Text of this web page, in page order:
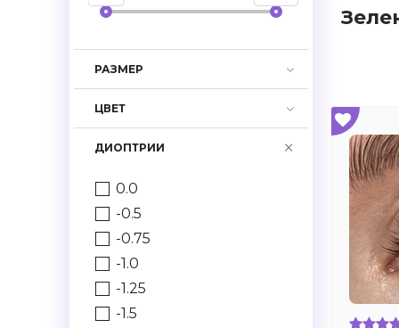
РАЗМЕР
ЦВЕТ
ДИОПТРИИ
0.0
-0.5
-0.75
-1.0
-1.25
-1.5